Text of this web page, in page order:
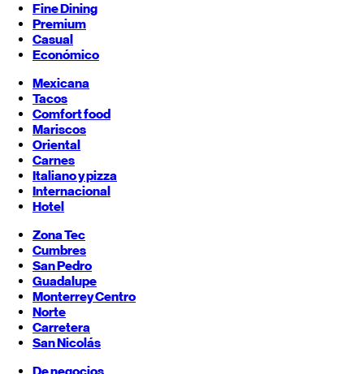
Fine Dining
Premium
Casual
Económico
Mexicana
Tacos
Comfort food
Mariscos
Oriental
Carnes
Italiano y pizza
Internacional
Hotel
Zona Tec
Cumbres
San Pedro
Guadalupe
MonterreyCentro
Norte
Carretera
San Nicolás